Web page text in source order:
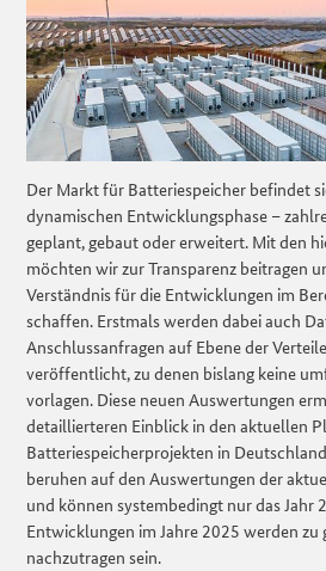
Der Markt für Batteriespeicher befindet
dynamischen Entwicklungsphase –
geplant, gebaut oder erweitert. Mit den
möchten wir zur Transparenz beitragen
Verständnis für die Entwicklungen im
schaffen. Erstmals werden dabei auch
Anschlussanfragen auf Ebene der
veröffentlicht, zu denen bislang keine
vorlagen. Diese neuen Auswertungen
detaillierteren Einblick in den aktuellen
Batteriespeicherprojekten in
beruhen auf den Auswertungen der
und können systembedingt nur das Jahr
Entwicklungen im Jahre 2025 werden zu
nachzutragen sein.